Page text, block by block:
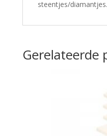
steentjes/diamantjes.
Gerelateerde